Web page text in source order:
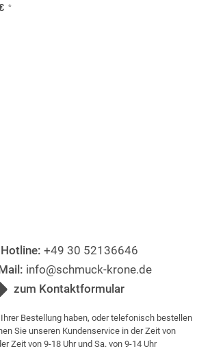
*
Hotline: +49 30 52136646
info@schmuck-krone.de
zum Kontaktformular
Bestellung haben, oder telefonisch bestellen
Sie unseren Kundenservice in der Zeit von
Zeit von 9-18 Uhr und Sa. von 9-14 Uhr